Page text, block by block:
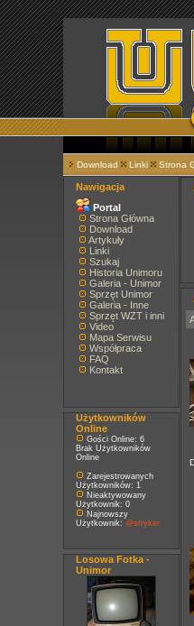
Download Linki Strona
Nawigacja
Portal
Strona Główna
Download
Artykuły
Linki
Szukaj
Historia Unimoru
Galeria - Unimor
Sprzęt Unimor
Galeria - Inne
Sprzęt WZT i inni
Video
Mapa Serwisu
Współpraca
FAQ
Kontakt
Użytkowników
Online
Gości Online: 6
Brak Użytkowników
Online
Zarejestrowanych
Użytkowników: 1
Nieaktywowany
Użytkownik: 0
Najnowszy
Użytkownik: @stryker
Losowa Fotka -
Unimor